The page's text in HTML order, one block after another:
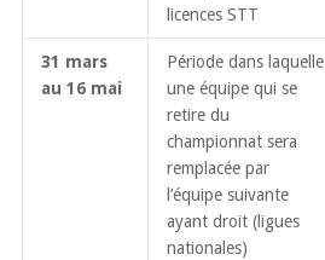
licences STT
31 mars
au 16 mai
Période dans laquelle
une équipe qui se
retire du
championnat sera
remplacée par
l’équipe suivante
ayant droit (ligues
nationales)